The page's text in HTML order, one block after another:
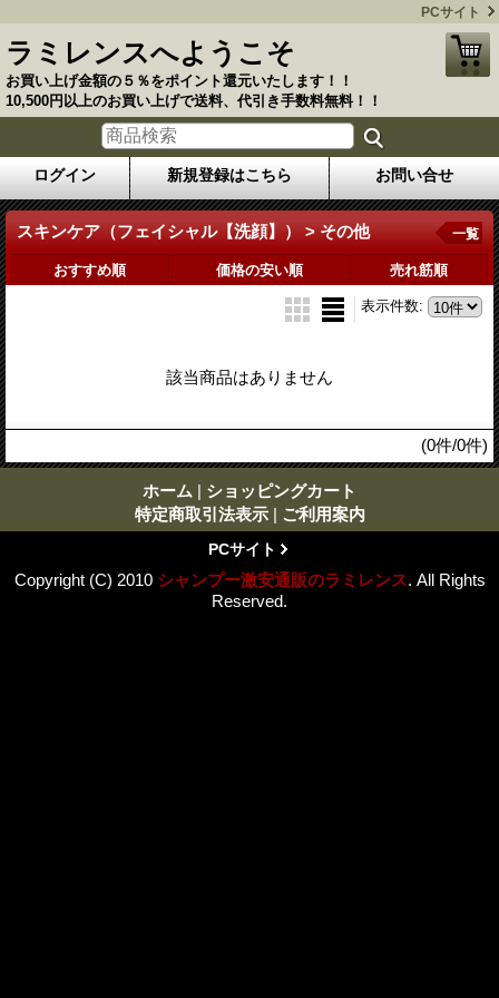
PCサイト
ラミレンスへようこそ
お買い上げ金額の５％をポイント還元いたします！！
10,500円以上のお買い上げで送料、代引き手数料無料！！
ログイン 新規登録はこちら お問い合せ
スキンケア（フェイシャル【洗顔】） > その他 一覧
おすすめ順 価格の安い順 売れ筋順
表示件数:
該当商品はありません
(0件/0件)
ホーム | ショッピングカート
特定商取引法表示 | ご利用案内
PCサイト
Copyright (C) 2010 シャンプー激安通販のラミレンス. All Rights
Reserved.